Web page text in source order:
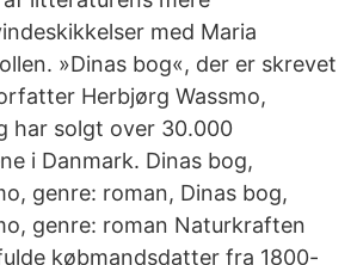
med Maria
»Dinas bog«, der er skrevet
Herbjørg Wassmo,
har solgt over 30.000
i Danmark. Dinas bog,
genre: roman, Dinas bog,
genre: roman Naturkraften
købmandsdatter fra 1800-